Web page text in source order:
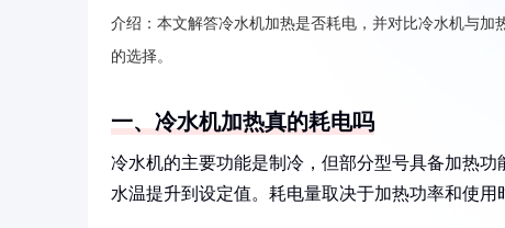
介绍： 本文解答冷水机加热是否耗电，并对比冷水机与
的选择。
一、冷水机加热真的耗电吗
冷水机的主要功能是制冷，但部分型号具备加热
水温提升到设定值。耗电量取决于加热功率和使